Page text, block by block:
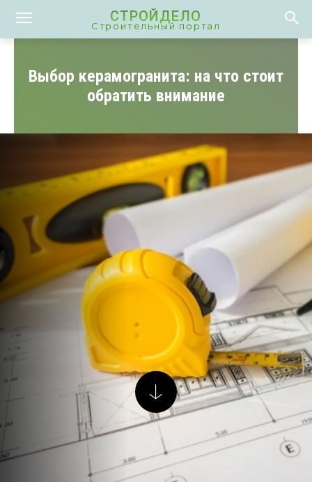
СТРОЙДЕЛО
Строительный портал
Выбор керамогранита: на что стоит
обратить внимание